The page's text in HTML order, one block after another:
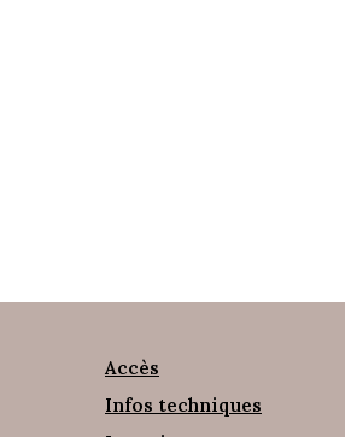
Accès
Infos techniques